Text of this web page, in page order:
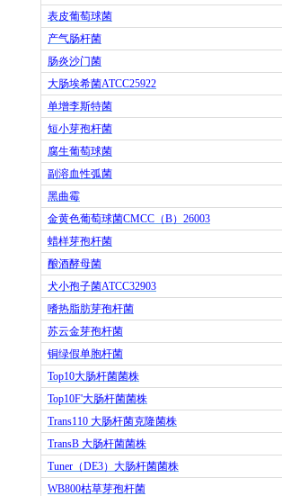
表皮葡萄球菌
产气肠杆菌
肠炎沙门菌
大肠埃希菌ATCC25922
单增李斯特菌
短小芽孢杆菌
腐生葡萄球菌
副溶血性弧菌
黑曲霉
金黄色葡萄球菌CMCC （B） 26003
蜡样芽孢杆菌
酿酒酵母菌
犬小孢子菌ATCC32903
嗜热脂肪芽孢杆菌
苏云金芽孢杆菌
铜绿假单胞杆菌
Top10大肠杆菌菌株
Top10F'大肠杆菌菌株
Trans110 大肠杆菌克隆菌株
TransB 大肠杆菌菌株
Tuner （DE3）大肠杆菌菌株
WB800枯草芽孢杆菌